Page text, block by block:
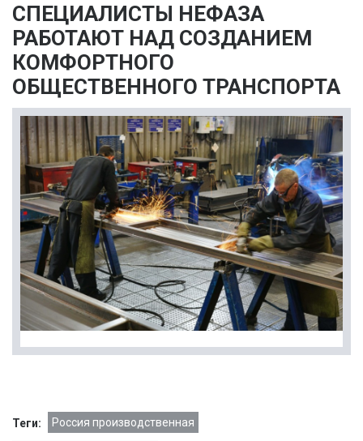
СПЕЦИАЛИСТЫ НЕФАЗА
РАБОТАЮТ НАД СОЗДАНИЕМ
КОМФОРТНОГО
ОБЩЕСТВЕННОГО ТРАНСПОРТА
Теги: Россия производственная